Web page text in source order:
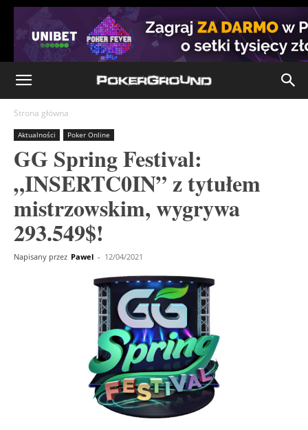
Strona główna
Aktualności Poker Online
GG Spring Festival:
„INSERTC0IN” z tytułem
mistrzowskim, wygrywa
293.549$!
Napisany przez Pawel - 12/04/2021